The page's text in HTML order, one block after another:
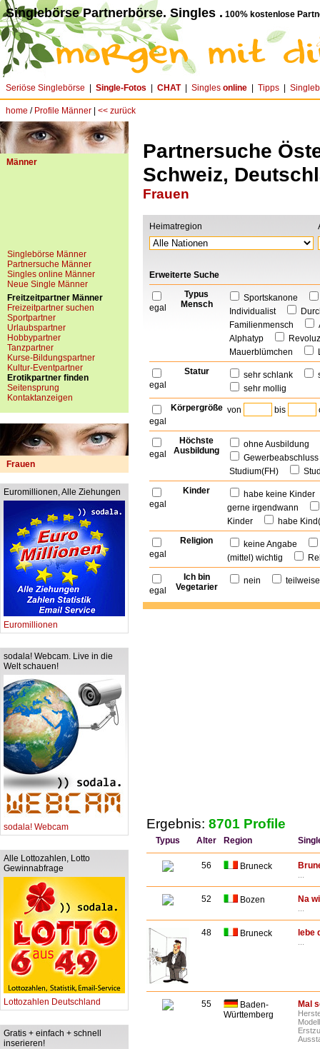
Singlebörse Partnerbörse. Singles . 100% kostenlose
Seriöse Singlebörse Single-Fotos CHAT| Singles online Tipps
home / Profile Männer << zurück
Männer
Singlebörse Männer
Partnersuche Männer
Singles online Männer
Neue Single Männer
Freitzeitpartner Männer
Freizeitpartner suchen
Sportpartner
Urlaubspartner
Hobbypartner
Tanzpartner
Kurse-Bildungspartner
Kultur-Eventpartner
Erotikpartner finden
Seitensprung
Kontaktanzeigen
Frauen
Euromillionen, Alle Ziehungen
Euromillionen
sodala! Webcam. Live in die
Welt schauen!
sodala! Webcam
Alle Lottozahlen, Lotto
Gewinnabfrage
Lottozahlen Deutschland
Gratis + einfach + schnell
inserieren!
Partnersuche
Schweiz,
Frauen
Heimatregion
Erweiterte Suche
egal
Typus
Mensch
Sportskanone
Individualist
Familienmensch
Alphatyp
Mauerblümchen
egal
Statur sehr schlank
sehr mollig
egal
Körpergröße von bis
egal
Höchste
Ausbildung
ohne Ausbildung
Studium(FH)
egal
Kinder
habe keine
gerne irgendwann
Kinder
habe
egal
Religion
keine Angabe
(mittel) wichtig
egal
Ich bin
Vegetarier
nein
Ergebnis: 8701 Profile
Typus Alter Region
56 Bruneck
52 Bozen Na
48 Bruneck lebe
55
Baden-
Württemberg
Mal